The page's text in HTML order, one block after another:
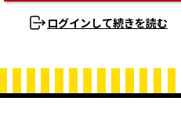
ログインして続きを読む